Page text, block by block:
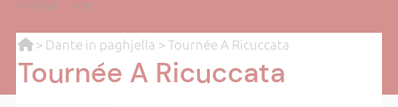
PARTAGE PDF
> Dante in paghjella > Tournée A Ricuccata
Tournée A Ricuccata